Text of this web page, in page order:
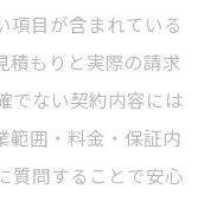
項目が含まれている
積もりと実際の請求
でない契約内容には
範囲・料金・保証内
質問することで安心